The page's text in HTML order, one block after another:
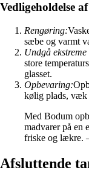
Vedligeholdelse
Rengøring:
sæbe og varmt
Undgå
store
glasset.
Opbevaring:
kølig plads, væk
Med Bodum
madvarer på en
friske og lækre.
Afsluttende